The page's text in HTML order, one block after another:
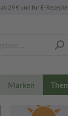
ab 29 € und für E-Rezepte
Marken